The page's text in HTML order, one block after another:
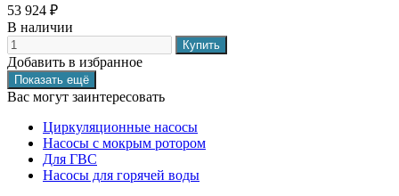
53 924 ₽
В наличии
Добавить в избранное
Вас могут заинтересовать
Циркуляционные насосы
Насосы с мокрым ротором
Для ГВС
Насосы для горячей воды